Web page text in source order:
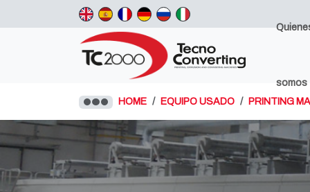
somos
HOME EQUIPO USADO PRINTING